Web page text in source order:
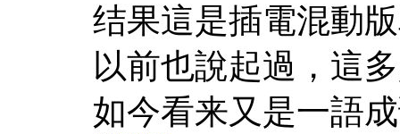
结果這是插電混動
以前也說起過，這
如今看来又是一語